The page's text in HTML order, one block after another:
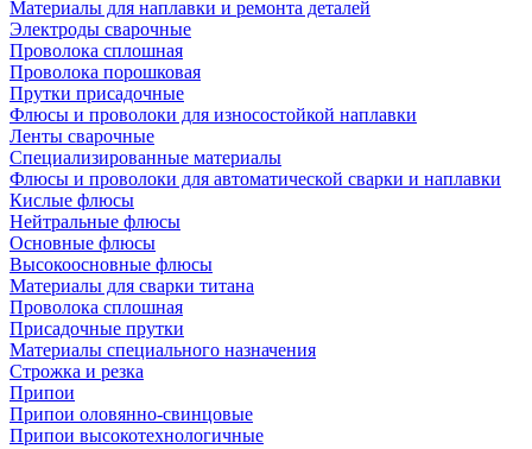
Материалы для наплавки и ремонта деталей
Электроды сварочные
Проволока сплошная
Проволока порошковая
Прутки присадочные
Флюсы и проволоки для износостойкой наплавки
Ленты сварочные
Специализированные материалы
Флюсы и проволоки для автоматической сварки и наплавки
Кислые флюсы
Нейтральные флюсы
Основные флюсы
Высокоосновные флюсы
Материалы для сварки титана
Проволока сплошная
Присадочные прутки
Материалы специального назначения
Строжка и резка
Припои
Припои оловянно-свинцовые
Припои высокотехнологичные